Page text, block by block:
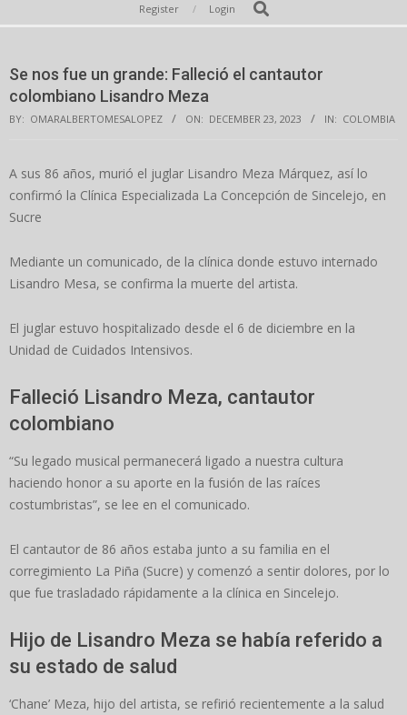
Navigation
Register Login Search
Se nos fue un grande: Falleció el cantautor
colombiano Lisandro Meza
BY: OMARALBERTOMESALOPEZ ON: DECEMBER 23, 2023 IN: COLOMBIA
A sus 86 años, murió el juglar Lisandro Meza Márquez, así lo
confirmó la Clínica Especializada La Concepción de Sincelejo, en
Sucre
Mediante un comunicado, de la clínica donde estuvo internado
Lisandro Mesa, se confirma la muerte del artista.
El juglar estuvo hospitalizado desde el 6 de diciembre en la
Unidad de Cuidados Intensivos.
Falleció Lisandro Meza, cantautor
colombiano
“Su legado musical permanecerá ligado a nuestra cultura
haciendo honor a su aporte en la fusión de las raíces
costumbristas”, se lee en el comunicado.
El cantautor de 86 años estaba junto a su familia en el
corregimiento La Piña (Sucre) y comenzó a sentir dolores, por lo
que fue trasladado rápidamente a la clínica en Sincelejo.
Hijo de Lisandro Meza se había referido a
su estado de salud
‘Chane’ Meza, hijo del artista, se refirió recientemente a la salud